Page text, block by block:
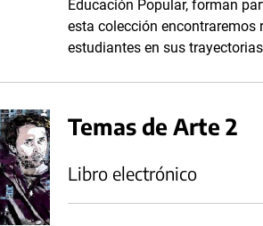
Educación Popular, forman
esta colección encontraremos
estudiantes en sus
Temas de Arte 2
Libro electrónico